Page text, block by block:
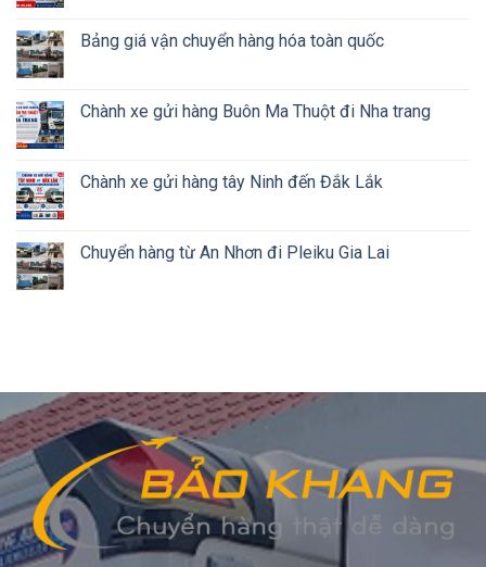
Bảng giá vận chuyển hàng hóa toàn quốc
Chành xe gửi hàng Buôn Ma Thuột đi Nha trang
Chành xe gửi hàng tây Ninh đến Đắk Lắk
Chuyển hàng từ An Nhơn đi Pleiku Gia Lai